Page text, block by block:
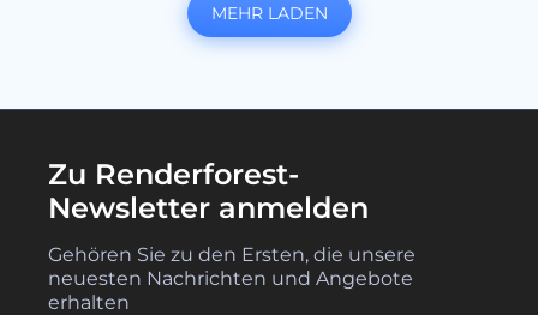
MEHR LADEN
Zu Renderforest-
Newsletter anmelden
Gehören Sie zu den Ersten, die unsere
neuesten Nachrichten und Angebote
erhalten